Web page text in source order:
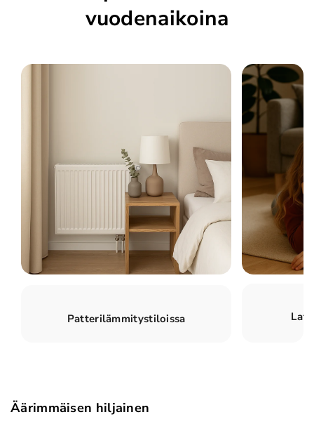
vuodenaikoina
Patterilämmitystiloissa
Äärimmäisen hiljainen